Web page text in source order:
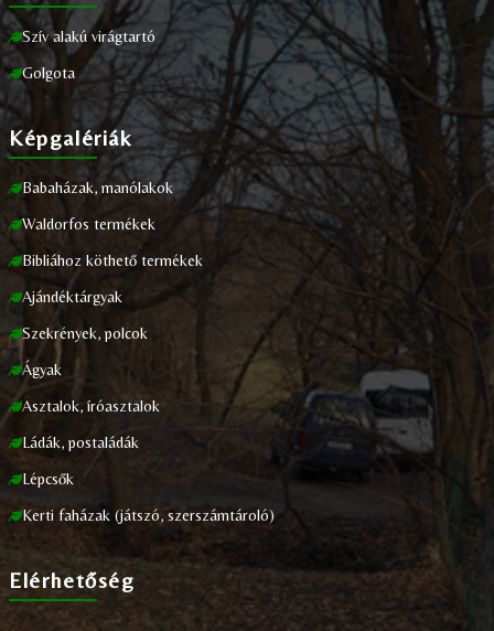
Szív alakú virágtartó
Golgota
Képgalériák
Babaházak, manólakok
Waldorfos termékek
Bibliához köthető termékek
Ajándéktárgyak
Szekrények, polcok
Ágyak
Asztalok, íróasztalok
Ládák, postaládák
Lépcsők
Kerti faházak (játszó, szerszámtároló)
Elérhetőség